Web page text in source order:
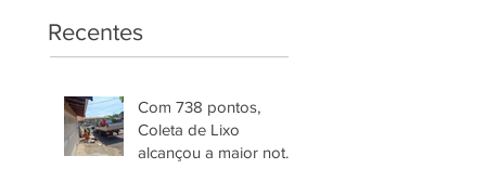
Recentes
Com 738 pontos,
Coleta de Lixo
alcançou a maior nota